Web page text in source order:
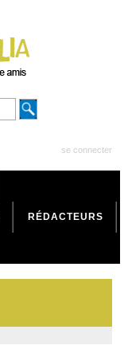
se connecter
RÉDACTEURS